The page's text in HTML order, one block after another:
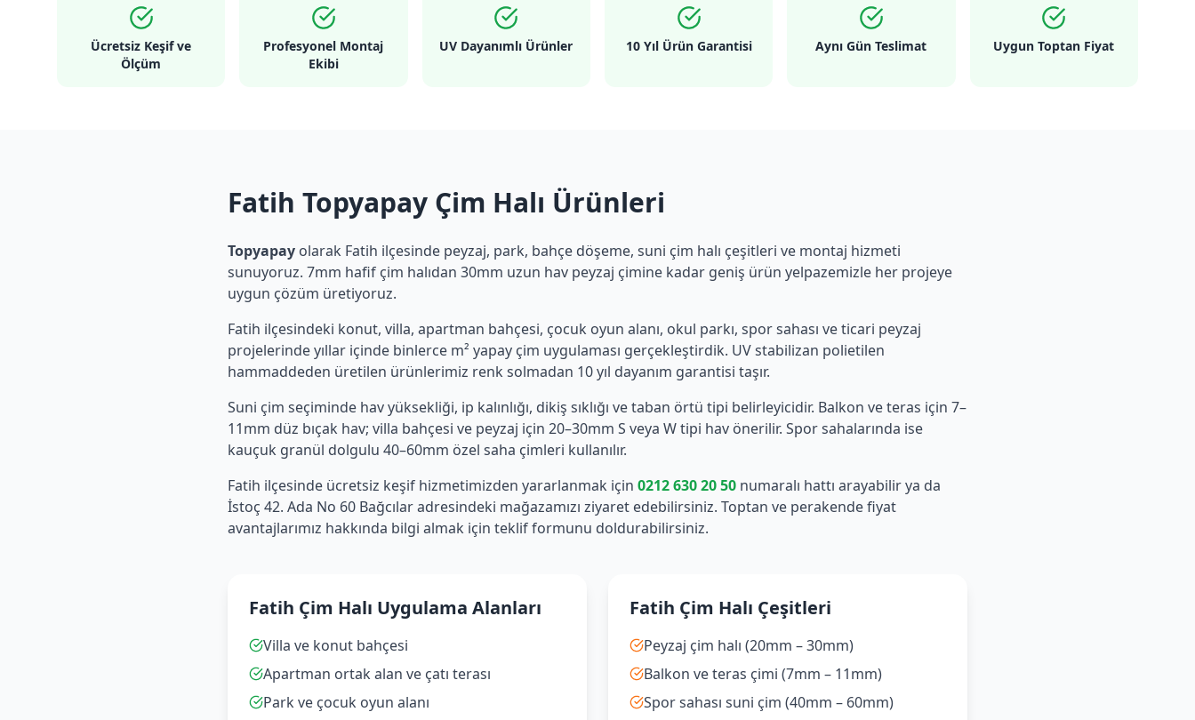
Ücretsiz Keşif ve
Ölçüm
Profesyonel Montaj
Ekibi
UV Dayanımlı Ürünler 10 Yıl Ürün Garantisi Aynı Gün Teslimat Uygun Toptan Fiyat
Fatih Topyapay Çim Halı Ürünleri
Topyapay olarak Fatih ilçesinde peyzaj, park, bahçe döşeme, suni çim halı çeşitleri ve montaj hizmeti
sunuyoruz. 7mm hafif çim halıdan 30mm uzun hav peyzaj çimine kadar geniş ürün yelpazemizle her projeye
uygun çözüm üretiyoruz.
Fatih ilçesindeki konut, villa, apartman bahçesi, çocuk oyun alanı, okul parkı, spor sahası ve ticari peyzaj
projelerinde yıllar içinde binlerce m² yapay çim uygulaması gerçekleştirdik. UV stabilizan polietilen
hammaddeden üretilen ürünlerimiz renk solmadan 10 yıl dayanım garantisi taşır.
Suni çim seçiminde hav yüksekliği, ip kalınlığı, dikiş sıklığı ve taban örtü tipi belirleyicidir. Balkon ve teras için 7–
11mm düz bıçak hav; villa bahçesi ve peyzaj için 20–30mm S veya W tipi hav önerilir. Spor sahalarında ise
kauçuk granül dolgulu 40–60mm özel saha çimleri kullanılır.
Fatih ilçesinde ücretsiz keşif hizmetimizden yararlanmak için 0212 630 20 50 numaralı hattı arayabilir ya da
İstoç 42. Ada No 60 Bağcılar adresindeki mağazamızı ziyaret edebilirsiniz. Toptan ve perakende fiyat
avantajlarımız hakkında bilgi almak için teklif formunu doldurabilirsiniz.
Fatih Çim Halı Uygulama Alanları
Villa ve konut bahçesi
Apartman ortak alan ve çatı terası
Park ve çocuk oyun alanı
Fatih Çim Halı Çeşitleri
Peyzaj çim halı (20mm – 30mm)
Balkon ve teras çimi (7mm – 11mm)
Spor sahası suni çim (40mm – 60mm)